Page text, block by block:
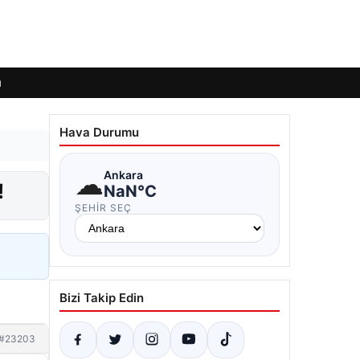
Hava Durumu
☁Ankara
NaN°C
ŞEHIR SEÇ
Bizi Takip Edin